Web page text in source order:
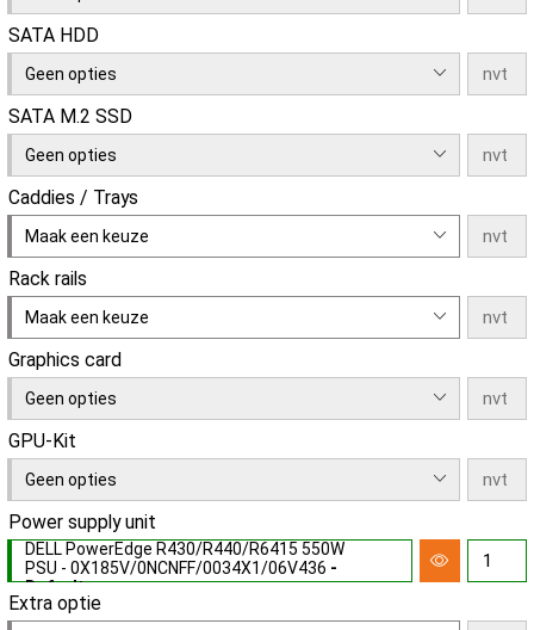
SATA HDD
Geen opties
SATA M.2 SSD
Geen opties
Caddies / Trays
Maak een keuze
Rack rails
Maak een keuze
Graphics card
Geen opties
GPU-Kit
Geen opties
Power supply unit
DELL PowerEdge R430/R440/R6415 550W
PSU - 0X185V/0NCNFF/0034X1/06V436 -
Default
Extra optie